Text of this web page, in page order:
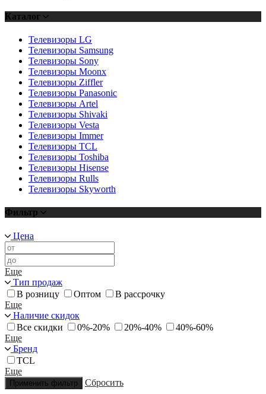
Каталог
Телевизоры LG
Телевизоры Samsung
Телевизоры Sony
Телевизоры Moonx
Телевизоры Ziffler
Телевизоры Panasonic
Телевизоры Artel
Телевизоры Shivaki
Телевизоры Vesta
Телевизоры Immer
Телевизоры TCL
Телевизоры Toshiba
Телевизоры Hisense
Телевизоры Rulls
Телевизоры Skyworth
Фильтр
Цена
Еще
Тип продаж
В розницу
Оптом
В рассрочку
Еще
Наличие скидок
Все скидки
0%-20% 20%-40%
40%-60%
Еще
Бренд
TCL
Еще
Применить фильтр Сбросить